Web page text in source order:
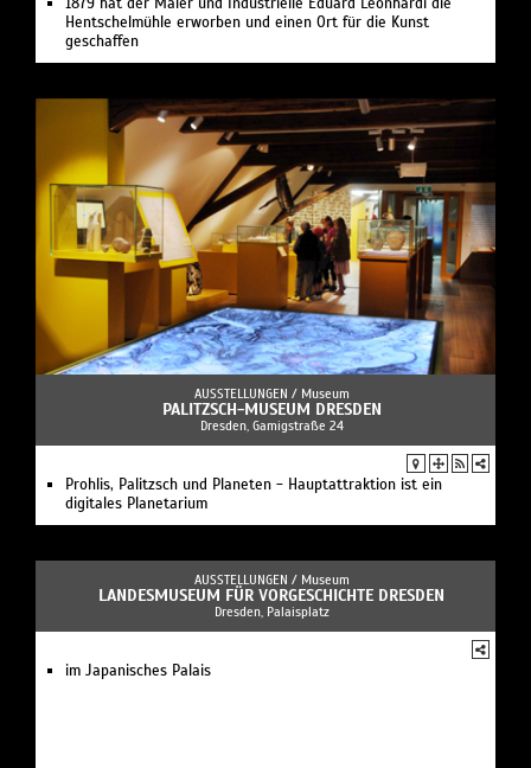
Hentschelmühle erworben und einen Ort für die Kunst
geschaffen
AUSSTELLUNGEN / Museum
PALITZSCH-MUSEUM DRESDEN
Dresden, Gamigstraße 24
Prohlis, Palitzsch und Planeten - Hauptattraktion ist ein
digitales Planetarium
AUSSTELLUNGEN / Museum
LANDESMUSEUM FÜR VORGESCHICHTE DRESDEN
Dresden, Palaisplatz
im Japanisches Palais